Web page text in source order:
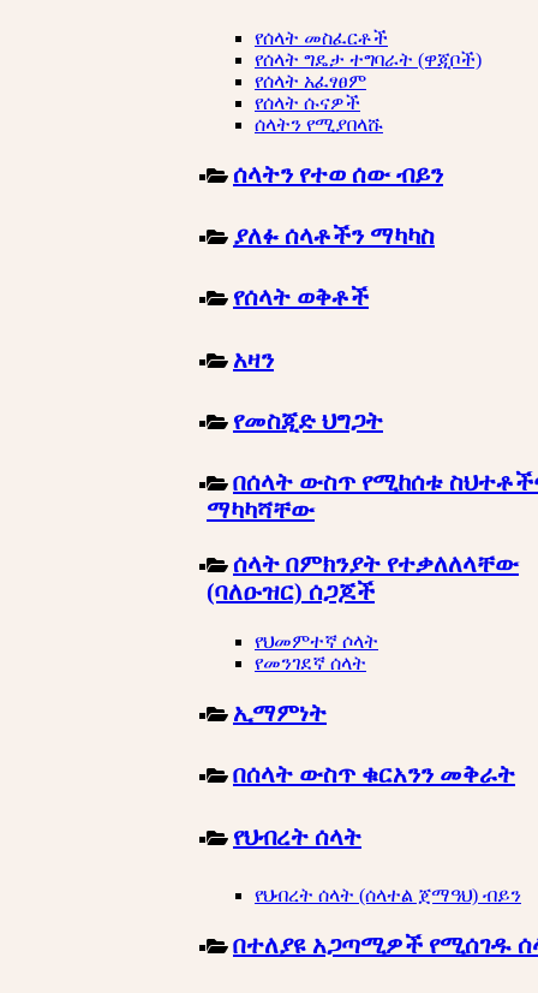
የሰላት መስፈርቶች
የሰላት ግዴታ ተግባራት (ዋጂቦች)
የሰላት አፈፃፀም
የሰላት ሱናዎች
ሰላትን የሚያበላሹ
ሰላትን የተወ ሰው ብይን
ያለፉ ሰላቶችን ማካካስ
የሰላት ወቅቶች
አዛን
የመስጂድ ህግጋት
በሰላት ውስጥ የሚከሰቱ
ማካካሻቸው
ሰላት በምክንያት የተቃለለላቸው
(ባለዑዝር) ሰጋጆች
የህመምተኛ ሶላት
የመንገደኛ ሰላት
ኢማምነት
በሰላት ውስጥ ቁርአንን መቅራት
የህብረት ሰላት
የህብረት ሰላት (ሰላተል ጀማዓህ) ብይን
በተለያዩ አጋጣሚዎች የሚሰገዱ